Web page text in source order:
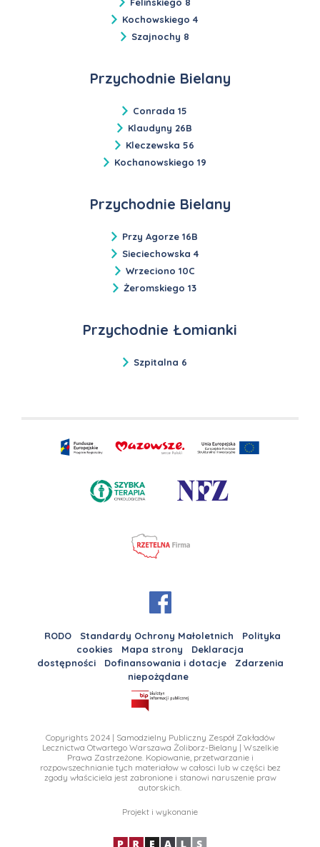
Kochowskiego 4
Szajnochy 8
Przychodnie Bielany
Conrada 15
Klaudyny 26B
Kleczewska 56
Kochanowskiego 19
Przychodnie Bielany
Przy Agorze 16B
Sieciechowska 4
Wrzeciono 10C
Żeromskiego 13
Przychodnie Łomianki
Szpitalna 6
RODO Standardy Ochrony Małoletnich
Polityka
cookies
Mapa strony
Deklaracja
dostępności
Dofinansowania i dotacje
Zdarzenia
niepożądane
Copyrights 2024 | Samodzielny Publiczny Zespół Zakładów
Lecznictwa Otwartego Warszawa Żoliborz-Bielany | Wszelkie
Prawa Zastrzeżone. Kopiowanie, przetwarzanie i
rozpowszechnianie tych materiałow w całosci lub w części bez
zgody właściciela jest zabronione i stanowi naruszenie praw
autorskich.
Projekt i wykonanie